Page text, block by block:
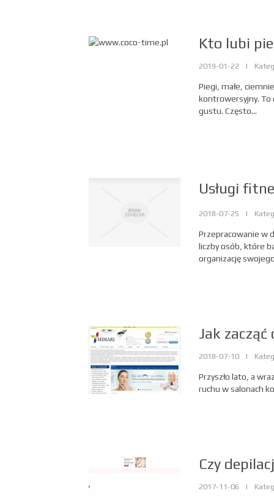
Kto lubi
2019-01-22 |
Piegi, małe,
kontrowersyjny. To
gustu. Często...
Usługi
2018-07-25 |
Przepracowanie w
liczby osób, które
organizację
Jak
2018-07-10 |
Przyszło lato, a
ruchu w salonach
Czy
2017-11-06 |